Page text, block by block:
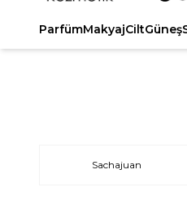
ParfümMakyajCiltGüneş
Sachajuan